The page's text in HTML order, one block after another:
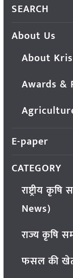
SEARCH
About Us
About
Awards &
E-paper
CATEGORY
राष्ट्रीय
News)
राज्य कृषि
फसल की